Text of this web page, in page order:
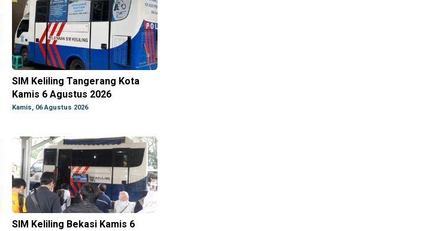
SIM Keliling Tangerang Kota
Kamis 6 Agustus 2026
Kamis, 06 Agustus 2026
SIM Keliling Bekasi Kamis 6